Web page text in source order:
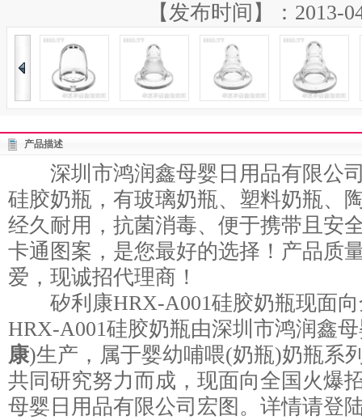
【发布时间】：2013-
产品描述
深圳市鸿润鑫母婴日用品有限公司
硅胶奶瓶，有玻璃奶瓶、塑料奶瓶、
经久耐用，抗菌消毒、便于携带且安
卡通图案，是您最好的选择！产品质
爱，现诚招代理商！
矽利康HRX-A001硅胶奶瓶现面向
HRX-A001硅胶奶瓶由深圳市鸿润鑫
康)生产，属于婴幼哺喂(奶瓶)奶瓶系
共同研究努力而成，现面向全国火爆
母婴日用品有限公司宏图。详情请登